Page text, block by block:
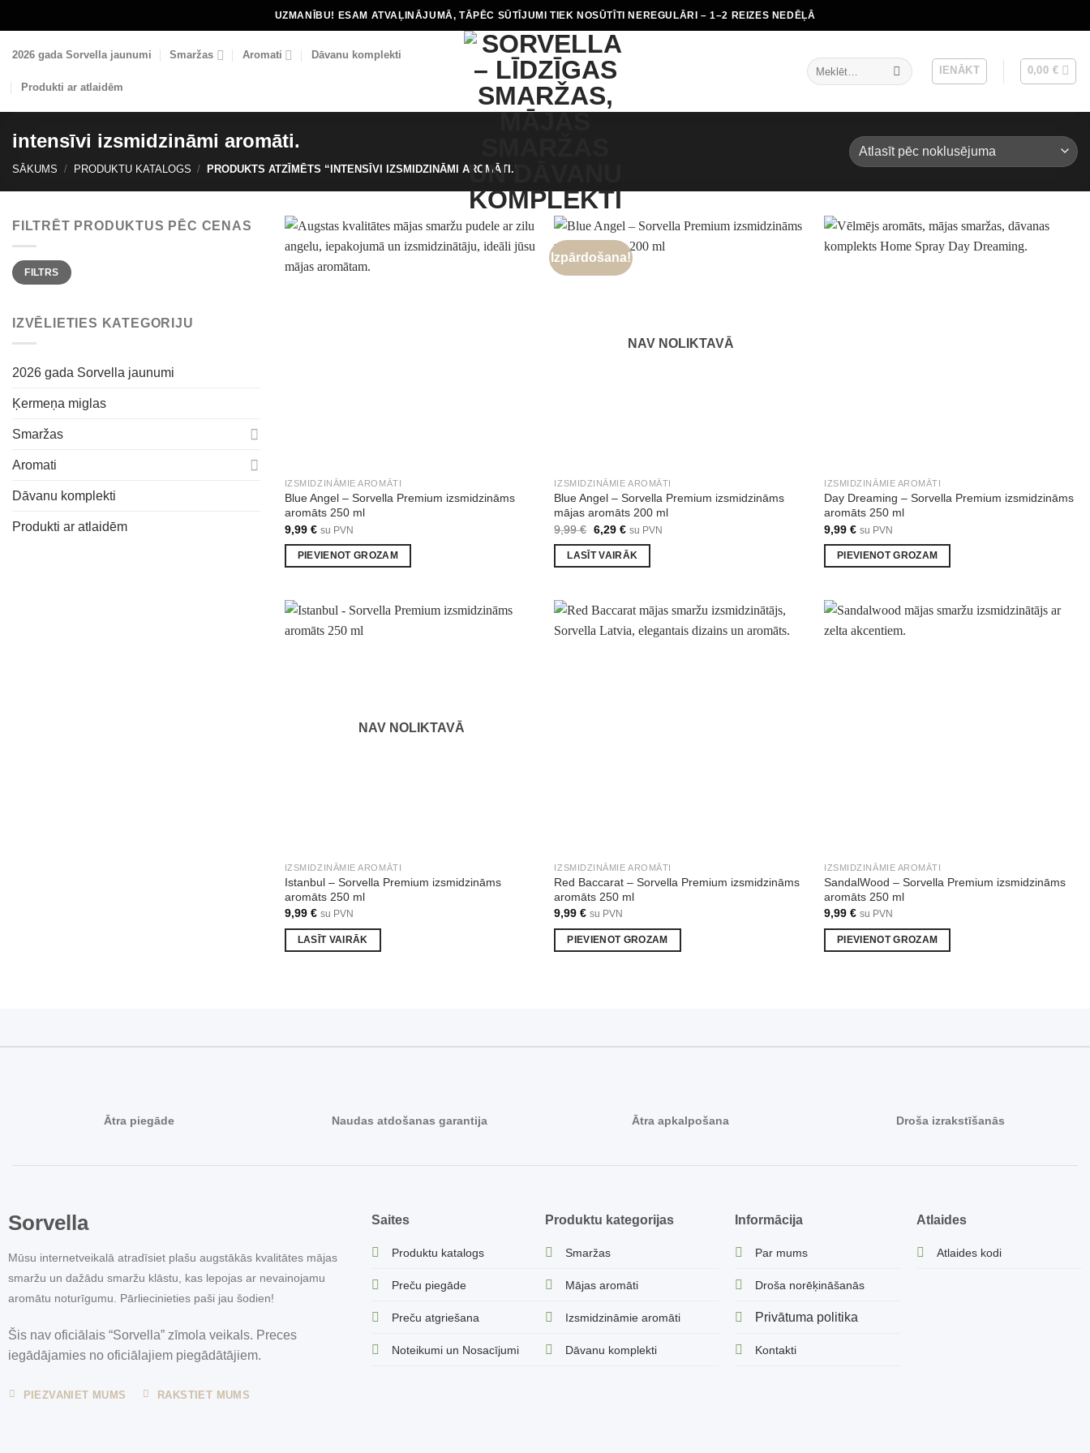
to
content
UZMANĪBU! ESAM ATVAĻINĀJUMĀ, TĀPĒC SŪTĪJUMI TIEK NOSŪTĪTI NEREGULĀRI – 1–2 REIZES NEDĒĻĀ
2026 gada Sorvella jaunumi Smaržas Aromati Dāvanu komplekti
Produkti ar atlaidēm
Meklēt: IENĀKT 0,00 €
intensīvi izsmidzināmi aromāti.
SĀKUMS / PRODUKTU KATALOGS / PRODUKTS ATZĪMĒTS “INTENSĪVI IZSMIDZINĀMI AROMĀTI.”
FILTRĒT PRODUKTUS PĒC CENAS
Min.
cena
Maks.
cenaFILTRS
IZVĒLIETIES KATEGORIJU
2026 gada Sorvella jaunumi
Ķermeņa miglas
Smaržas
Aromati
Dāvanu komplekti
Produkti ar atlaidēm
IZSMIDZINĀMIE AROMĀTI
Blue Angel – Sorvella Premium izsmidzināms
aromāts 250 ml
9,99 € su PVN
PIEVIENOT GROZAM
Izpārdošana!
NAV NOLIKTAVĀ
IZSMIDZINĀMIE AROMĀTI
Blue Angel – Sorvella Premium izsmidzināms
mājas aromāts 200 ml
9,99€ Original
price
was:
9,99 €.
6,29 €Current
is:
6,29 €.
su PVN
LASĪT VAIRĀK
IZSMIDZINĀMIE AROMĀTI
Day Dreaming – Sorvella Premium izsmidzināms
aromāts 250 ml
9,99€ su PVN
PIEVIENOT GROZAM
NAV NOLIKTAVĀ
IZSMIDZINĀMIE AROMĀTI
Istanbul – Sorvella Premium izsmidzināms
aromāts 250 ml
9,99 € su PVN
LASĪT VAIRĀK
IZSMIDZINĀMIE AROMĀTI
Red Baccarat – Sorvella Premium izsmidzināms
aromāts 250 ml
9,99€ su PVN
PIEVIENOT GROZAM
IZSMIDZINĀMIE AROMĀTI
SandalWood – Sorvella Premium izsmidzināms
aromāts 250 ml
9,99€ su PVN
PIEVIENOT GROZAM
Ātra piegāde Naudas atdošanas garantija Ātra apkalpošana Droša izrakstīšanās
Sorvella
Mūsu internetveikalā atradīsiet plašu augstākās kvalitātes mājas
smaržu un dažādu smaržu klāstu, kas lepojas ar nevainojamu
aromātu noturīgumu. Pārliecinieties paši jau šodien!
Šis nav oficiālais “Sorvella” zīmola veikals. Preces
iegādājamies no oficiālajiem piegādātājiem.
PIEZVANIET MUMS RAKSTIET MUMS
Saites
Produktu katalogs
Preču piegāde
Preču atgriešana
Noteikumi un Nosacījumi
Produktu kategorijas
Smaržas
Mājas aromāti
Izsmidzināmie aromāti
Dāvanu komplekti
Informācija
Par mums
Droša norēķināšanās
Privātuma politika
Kontakti
Atlaides
Atlaides kodi